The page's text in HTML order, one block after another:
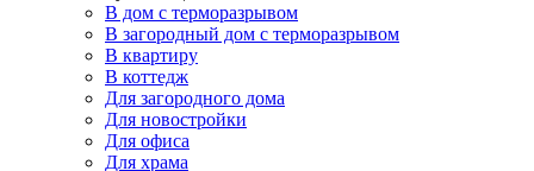
В дом с терморазрывом
В загородный дом с терморазрывом
В квартиру
В коттедж
Для загородного дома
Для новостройки
Для офиса
Для храма